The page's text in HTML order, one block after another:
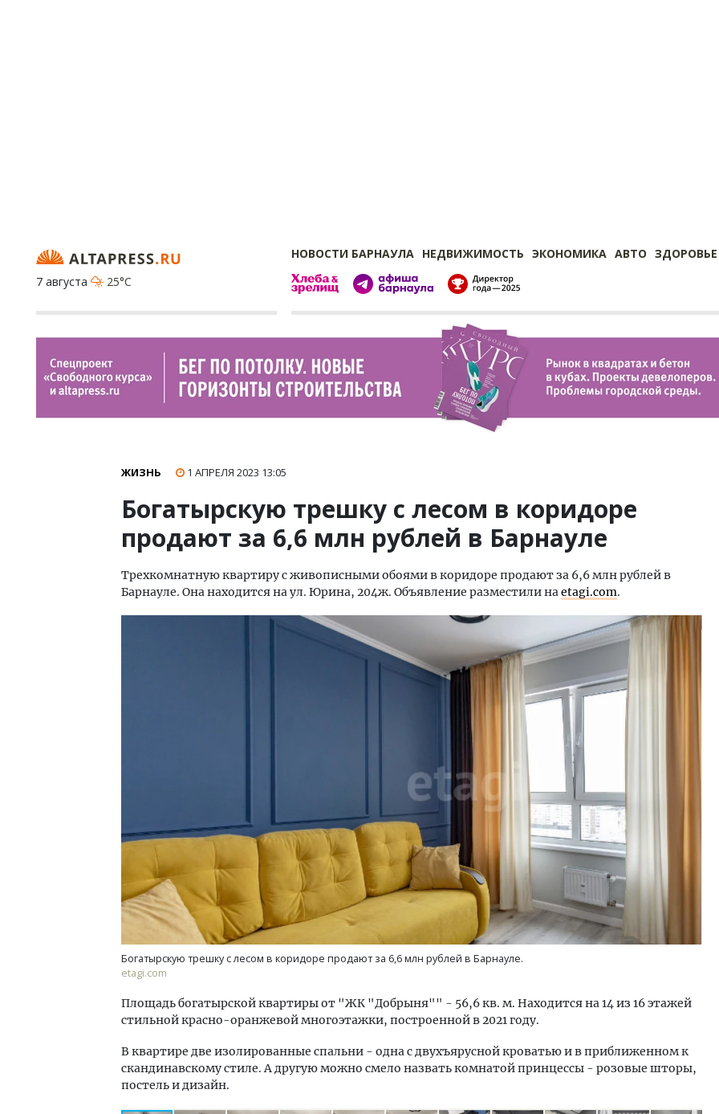
НОВОСТИ БАРНАУЛА НЕДВИЖИМОСТЬ ЭКОНОМИКА АВТО ЗДОРОВЬЕ
7 августа
25°C
ЖИЗНЬ 1 АПРЕЛЯ 2023 13:05
Богатырскую трешку с лесом в коридоре
продают за 6,6 млн рублей в Барнауле
Трехкомнатную квартиру с живописными обоями в коридоре продают за 6,6 млн рублей в
Барнауле. Она находится на ул. Юрина, 204ж. Объявление разместили наetagi.com.
Богатырскую трешку с лесом в коридоре продают за 6,6 млн рублей в Барнауле.
etagi.com
Площадь богатырской квартиры от "ЖК "Добрыня"" - 56,6 кв. м. Находится на 14 из 16 этажей
стильной красно-оранжевой многоэтажки, построенной в 2021 году.
В квартире две изолированные спальни - одна с двухъярусной кроватью и в приближенном к
скандинавскому стиле. А другую можно смело назвать комнатой принцессы - розовые шторы,
постель и дизайн.
Смелость архитектурных идей.
Генеральный директор компании
ЗИАС — об эстетике городов,
трендах в фасадах и развитии рынка
СТРОИТЕЛЬСТВО
Архитектурный код
земли. Мощение
плитами становится
стандартом
СТРОИТЕЛЬСТВО